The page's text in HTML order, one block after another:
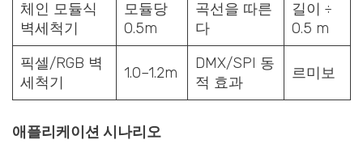
체인 모듈식
벽세척기
모듈당
0.5m
곡선을 따른
다
길이 ÷
0.5 m
픽셀/RGB 벽
세척기
1.0–1.2m
DMX/SPI 동
적 효과
르미보
애플리케이션 시나리오